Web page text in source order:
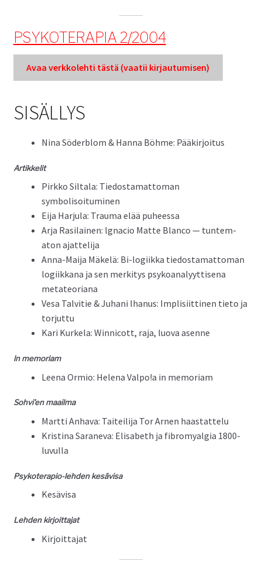
PSYKOTERAPIA 2/2004
Avaa verkkole­hti tästä (vaatii kir­jau­tu­misen)
SISÄLLYS
Nina Söderblom & Han­na Böhme: Pääkirjoitus
Artikke­lit
Pirkko Sil­ta­la: Tiedosta­mat­toman
symbolisoituminen
Eija Har­ju­la: Trau­ma elää puheessa
Arja Rasi­lainen: lgna­cio Mat­te Blan­co — tun­tem­
aton ajattelija
Anna-Mai­ja Mäkelä: Bi-logi­ik­ka tiedosta­mat­toman
logi­ikkana ja sen merk­i­tys psyko­ana­lyyt­tise­na
metateoriana
Vesa Talvi­tie & Juhani lhanus: Implisi­it­ti­nen tieto ja
torjuttu
Kari Kurkela: Win­ni­cott, raja, luo­va asenne
ln memo­ri­am
Leena Ormio: Hele­na Valpo!a in memoriam
Sohvi’en maail­ma
Mart­ti Anha­va: Taiteil­i­ja Tor Arnen haastattelu
Kristi­na Sarane­va: Elis­a­beth ja fibromyal­gia 1800-
luvulla
Psykoter­a­pio-lehden kesävisa
Kesävisa
Lehden kir­joit­ta­jat
Kir­joit­ta­jat